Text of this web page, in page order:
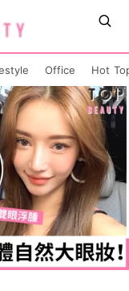
Office Hot